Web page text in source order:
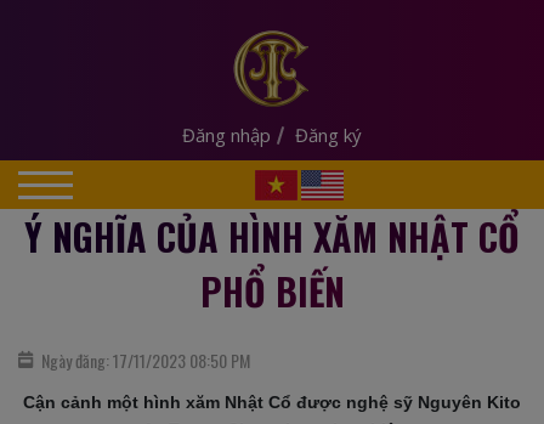
Đăng nhập Đăng ký
Ý NGHĨA CỦA HÌNH XĂM NHẬT CỔ
PHỔ BIẾN
Ngày đăng: 17/11/2023 08:50 PM
Cận cảnh một hình xăm Nhật Cổ được nghệ sỹ Nguyên Kito